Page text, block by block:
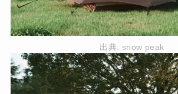
出典: snow peak